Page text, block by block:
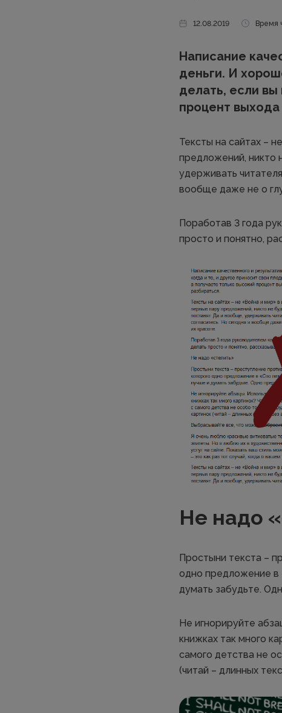
12.08.2019 Время
Написание
деньги. И
делать, если
процент
Тексты на сайтах –
предложений, никто
удерживать
вообще даже не о
Поработав 3 года
просто и понятно,
Не надо
Простыни текста –
одно предложение в
думать забудьте.
Не игнорируйте
книжках так много
самого детства не
(читай – длинных